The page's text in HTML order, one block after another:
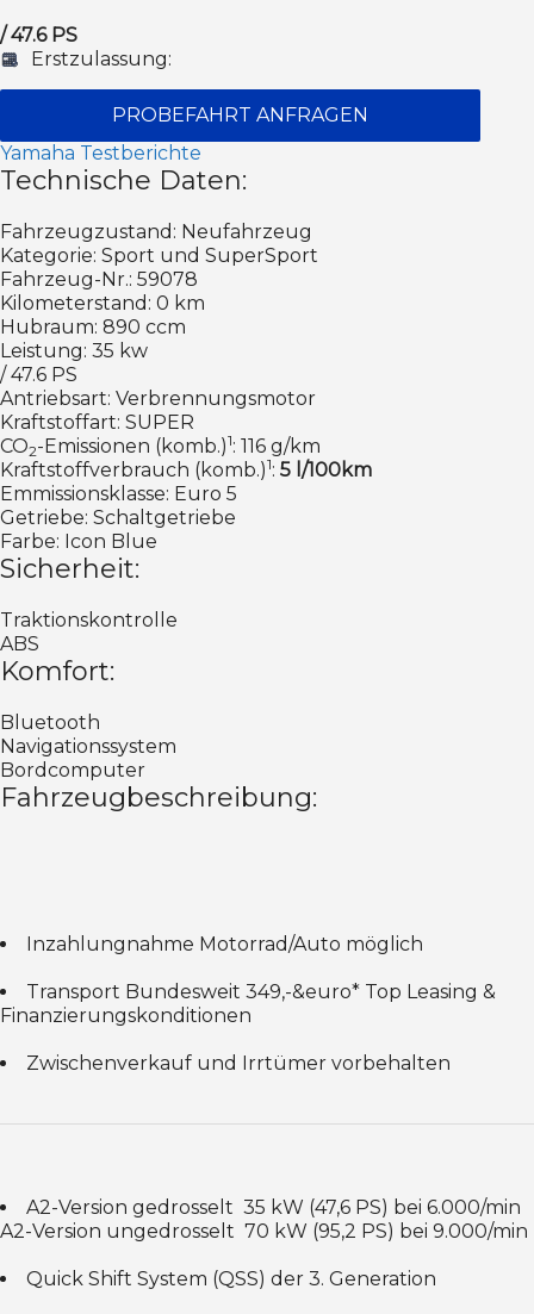
/ 47.6 PS
Erstzulassung:
PROBEFAHRT ANFRAGEN
Yamaha Testberichte
Technische Daten:
Fahrzeugzustand: Neufahrzeug
Kategorie: Sport und SuperSport
Fahrzeug-Nr.: 59078
Kilometerstand: 0 km
Hubraum: 890 ccm
Leistung: 35 kw
/ 47.6 PS
Antriebsart: Verbrennungsmotor
Kraftstoffart: SUPER
CO2-Emissionen (komb.)1: 116 g/km
Kraftstoffverbrauch (komb.)1: 5 l/100km
Emmissionsklasse: Euro 5
Getriebe: Schaltgetriebe
Farbe: Icon Blue
Sicherheit:
Traktionskontrolle
ABS
Komfort:
Bluetooth
Navigationssystem
Bordcomputer
Fahrzeugbeschreibung:
Inzahlungnahme Motorrad/Auto möglich
Transport Bundesweit 349,-&euro* Top Leasing &
Finanzierungskonditionen
Zwischenverkauf und Irrtümer vorbehalten
A2-Version gedrosselt  35 kW (47,6 PS) bei 6.000/min
A2-Version ungedrosselt  70 kW (95,2 PS) bei 9.000/min
Quick Shift System (QSS) der 3. Generation